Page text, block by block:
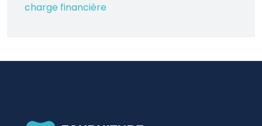
charge financière